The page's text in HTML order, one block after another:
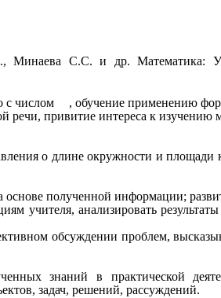
С.С. и др. Математика:
с числом
, обучение применению
речи, привитие интереса к изучению
о длине окружности и
полученной информации;
учителя, анализировать
обсуждении проблем,
знаний в практической
задач, решений, рассуждений.